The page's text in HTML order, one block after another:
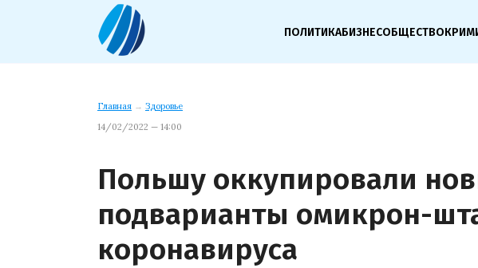
ПОЛИТИКАБИЗНЕСОБЩЕСТВО
Главная → Здоровье
14/02/2022 — 14:00
Польшу оккупировали
подварианты омикрон-
коронавируса